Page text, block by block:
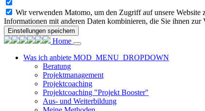
Wir verwenden Matomo, um den Zugriff auf unsere Website
Informationen mit anderen Daten kombinieren, die Sie ihnen
Einstellungen speichern
Home
Was ich anbiete MOD_MENU_DROPDOWN
Beratung
Projektmanagement
Projektcoaching
Projektcoaching "Projekt Booster"
Aus- und Weiterbildung